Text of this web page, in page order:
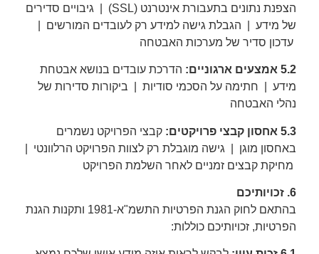
הצפנת נתונים בתעבורת אינטרנט (SSL) | גיבויים סדירים
של מידע | הגבלת גישה למידע רק לעובדים המורשים |
עדכון סדיר של מערכות האבטחה
5.2 אמצעים ארגוניים:
הדרכת עובדים בנושא אבטחת
מידע | חתימה על הסכמי סודיות | ביקורות סדירות של
נהלי האבטחה
5.3 אחסון קבצי פרויקטים:
קבצי הפרויקט נשמרים
באחסון מוגן | גישה מוגבלת רק לצוות הפרויקט הרלוונטי |
מחיקת קבצים זמניים לאחר השלמת הפרויקט
6. זכויותיכם
בהתאם לחוק הגנת הפרטיות התשמ"א-1981 ותקנות הגנת
הפרטיות, זכויותיכם כוללות: